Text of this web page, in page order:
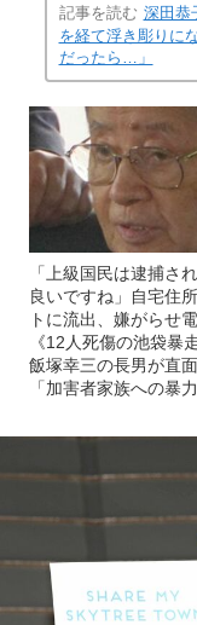
記事を読む 深田恭
を経て浮き彫りに
だったら…」
「上級国民は逮捕さ
良いですね」自宅住
トに流出、嫌がらせ
《12人死傷の池袋暴
飯塚幸三の長男が直
「加害者家族への暴力